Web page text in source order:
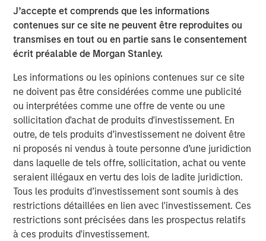
J’accepte et comprends que les informations
contenues sur ce site ne peuvent être reproduites ou
transmises en tout ou en partie sans le consentement
écrit préalable de Morgan Stanley.
Les informations ou les opinions contenues sur ce site
ne doivent pas être considérées comme une publicité
ou interprétées comme une offre de vente ou une
sollicitation d'achat de produits d'investissement. En
outre, de tels produits d’investissement ne doivent être
ni proposés ni vendus à toute personne d’une juridiction
dans laquelle de tels offre, sollicitation, achat ou vente
seraient illégaux en vertu des lois de ladite juridiction.
Tous les produits d’investissement sont soumis à des
restrictions détaillées en lien avec l'investissement. Ces
restrictions sont précisées dans les prospectus relatifs
à ces produits d'investissement.
funding a to-be-determined future revenue.
We question how long the appetite for
funding the hopes of future revenue will
persist.”
What We Are Seeing
Equity markets are on track to deliver yet another strong
year of returns – a feat that seemed implausible during
the depths of April’s tariff-induced volatility. As of the
time of this writing, the S&P 500 has returned 18.75% so
far in 2025, leaving the benchmark in striking distance of
generating a third-consecutive annual return of 20%+.
The market resiliency over the past several years has
been remarkable; but history tells us these strong beta
environments don’t persist in perpetuity. In fact, four
consecutive years of 20%+ gains has occurred only once
before: from 1995-1999.